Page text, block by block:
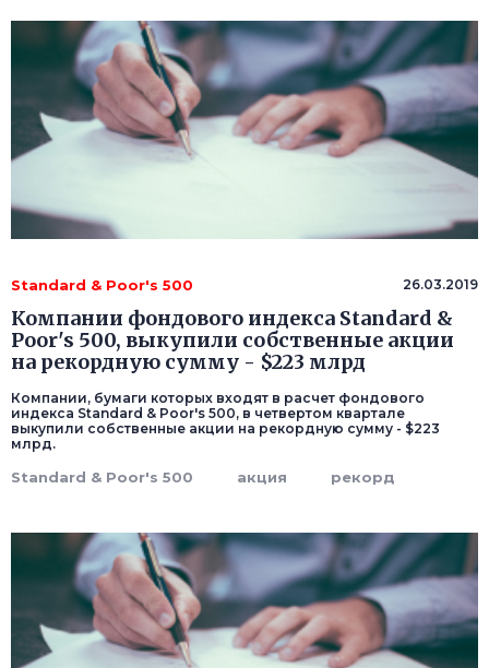
Standard & Poor's 500 26.03.2019
Компании фондового индекса Standard &
Poor's 500, выкупили собственные акции
на рекордную сумму - $223 млрд
Компании, бумаги которых входят в расчет фондового
индекса Standard & Poor's 500, в четвертом квартале
выкупили собственные акции на рекордную сумму - $223
млрд.
Standard & Poor's 500 акция рекорд